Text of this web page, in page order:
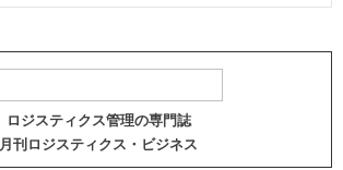
ロジスティクス管理の専門誌
月刊ロジスティクス・ビジネス